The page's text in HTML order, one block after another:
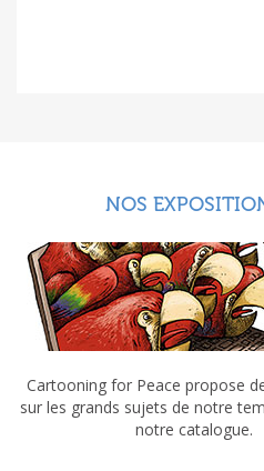
NOS
Cartooning for Peace propose
sur les grands sujets de notre
notre catalogue.